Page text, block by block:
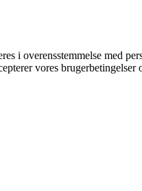
i overensstemmelse med
vores